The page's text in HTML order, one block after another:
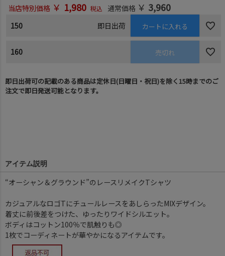
当店特別価格 ￥ 1,980 税込 通常価格 ￥ 3,960
150 即日出荷 カートに入れる
160 売切れ
即日出荷可の記載のある商品は定休日(日曜日・祝日)を除く15時までのご
注文で即日発送可能となります。
アイテム説明
“オーシャン＆グラウンド”のレースリメイクTシャツ
カジュアルなロゴTにチュールレースをあしらったMIXデザイン。
着丈に前後差をつけた、ゆったりワイドシルエット。
ボディはコットン100％で肌触りも◎
1枚でコーディネートが華やかになるアイテムです。